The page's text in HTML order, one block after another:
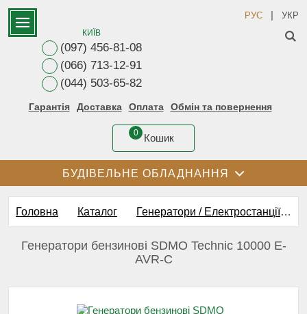
КИЇВ
(097) 456-81-08
(066) 713-12-91
(044) 503-65-82
Гарантія Доставка Оплата Обмін та повернення
0 Кошик
РУС | УКР
БУДІВЕЛЬНЕ ОБЛАДНАННЯ
Головна Каталог Генератори / Електростанції
Генератори бензинові SDMO Technic 10000 E-
AVR-С